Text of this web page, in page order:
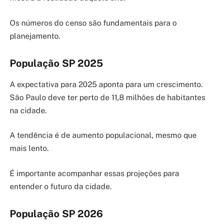
Os números do censo são fundamentais para o
planejamento.
População SP 2025
A expectativa para 2025 aponta para um crescimento.
São Paulo deve ter perto de 11,8 milhões de habitantes
na cidade.
A tendência é de aumento populacional, mesmo que
mais lento.
É importante acompanhar essas projeções para
entender o futuro da cidade.
População SP 2026